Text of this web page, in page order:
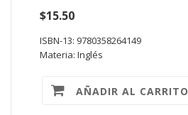
$15.50
ISBN-13: 9780358264149
Materia: Inglés
AÑADIR AL CARRITO